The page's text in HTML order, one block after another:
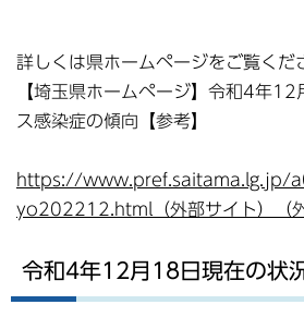
詳しくは県ホームページをご覧くだ
【埼玉県ホームページ】令和4年12
ス感染症の傾向【参考】
https://www.pref.saitama.lg.jp/
yo202212.html（外部サイト）（外
令和4年12月18日現在の状